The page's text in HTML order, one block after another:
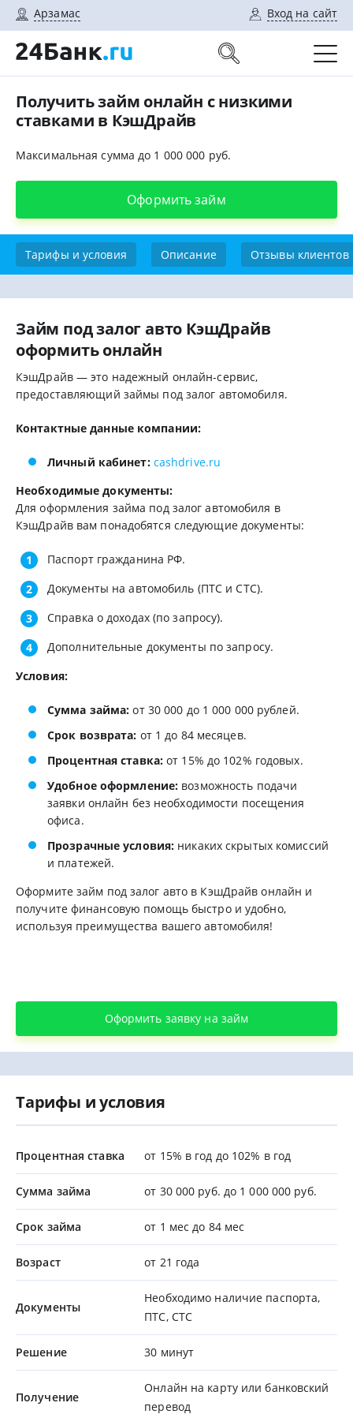
Арзамас Вход на сайт
Получить займ онлайн с низкими
ставками в КэшДрайв
Максимальная сумма до 1 000 000 руб.
Оформить займ
Тарифы и условия Описание Отзывы клиентов
Займ под залог авто КэшДрайв
оформить онлайн
КэшДрайв — это надежный онлайн-сервис,
предоставляющий займы под залог автомобиля.
Контактные данные компании:
Личный кабинет: cashdrive.ru
Необходимые документы:
Для оформления займа под залог автомобиля в
КэшДрайв вам понадобятся следующие документы:
Паспорт гражданина РФ.
Документы на автомобиль (ПТС и СТС).
Справка о доходах (по запросу).
Дополнительные документы по запросу.
Условия:
Сумма займа: от 30 000 до 1 000 000 рублей.
Срок возврата: от 1 до 84 месяцев.
Процентная ставка: от 15% до 102% годовых.
Удобное оформление: возможность подачи
заявки онлайн без необходимости посещения
офиса.
Прозрачные условия: никаких скрытых комиссий
и платежей.
Оформите займ под залог авто в КэшДрайв онлайн и
получите финансовую помощь быстро и удобно,
используя преимущества вашего автомобиля!
Оформить заявку на займ
Тарифы и условия
Процентная ставка от 15% в год до 102% в год
Сумма займа от 30 000 руб. до 1 000 000 руб.
Срок займа от 1 мес до 84 мес
Возраст от 21 года
Документы
Необходимо наличие паспорта,
ПТС, СТС
Решение 30 минут
Получение
Онлайн на карту или банковский
перевод